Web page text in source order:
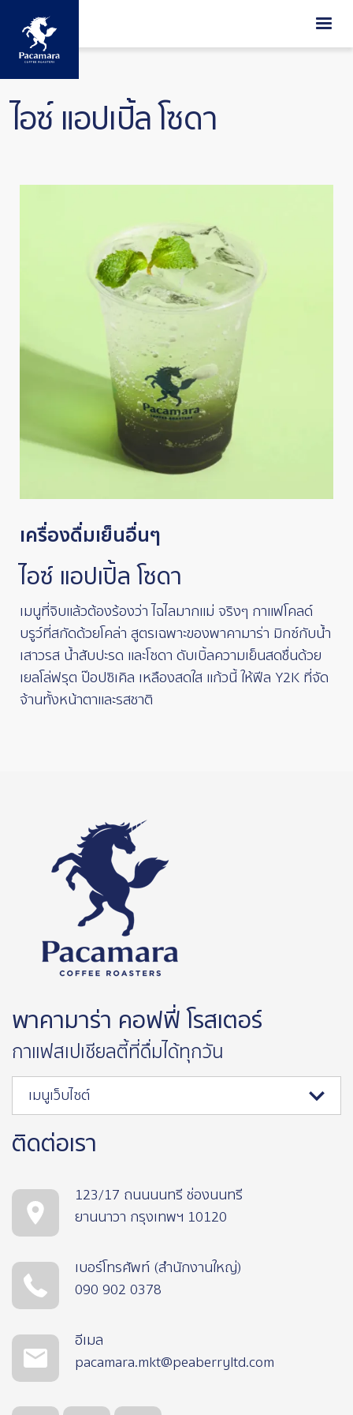
ข้ามไปยังเนื้อหาหลัก
ไอซ์ แอปเปิ้ล โซดา
เครื่องดื่มเย็นอื่นๆ
ไอซ์ แอปเปิ้ล โซดา
เมนูที่จิบแล้วต้องร้องว่า ไฉไลมากแม่ จริงๆ กาแฟโคลด์
บรูว์ที่สกัดด้วยโคล่า สูตรเฉพาะของพาคามาร่า มิกซ์กับน้ำ
เสาวรส น้ำสับปะรด และโซดา ดับเบิ้ลความเย็นสดชื่นด้วย
เยลโล่ฟรุต ป๊อปซิเคิล เหลืองสดใส แก้วนี้ ให้ฟีล Y2K ที่จัด
จ้านทั้งหน้าตาและรสชาติ
พาคามาร่า คอฟฟี่ โรสเตอร์
กาแฟสเปเชียลตี้ที่ดื่มได้ทุกวัน
เมนูเว็บไซต์
ติดต่อเรา
123/17 ถนนนนทรี ช่องนนทรี
ยานนาวา กรุงเทพฯ 10120
เบอร์โทรศัพท์ (สำนักงานใหญ่)
090 902 0378
อีเมล
pacamara.mkt@peaberryltd.com